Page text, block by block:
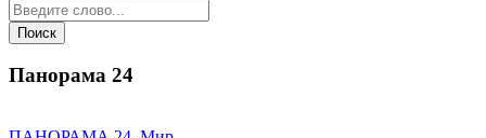
Панорама 24